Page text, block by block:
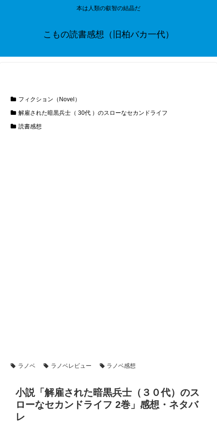
本は人類の叡智の結晶だ
こもの読書感想（旧柏バカ一代）
フィクション（Novel）
解雇された暗黒兵士（ 30代 ）のスローなセカンドライフ
読書感想
ラノベ ラノベレビュー ラノベ感想
小説「解雇された暗黒兵士（３０代）のス
ローなセカンドライフ 2巻」感想・ネタバ
レ